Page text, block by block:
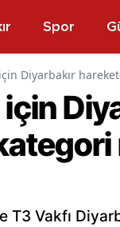
Spor
Diyarbakır
T3 Vakfı